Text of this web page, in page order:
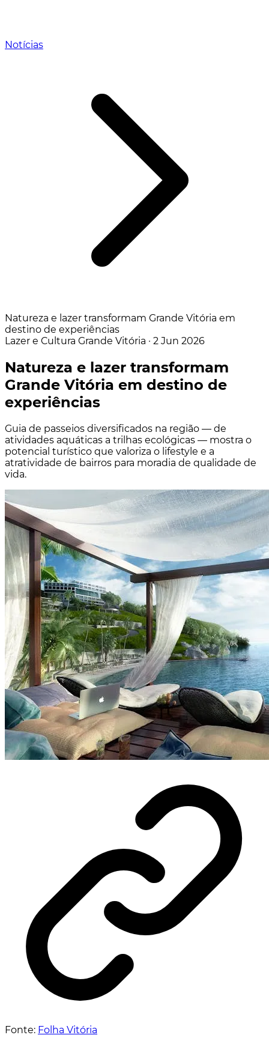
Notícias
Natureza e lazer transformam Grande Vitória em
destino de experiências
Lazer e Cultura Grande Vitória · 2 Jun 2026
Natureza e lazer transformam
Grande Vitória em destino de
experiências
Guia de passeios diversificados na região — de
atividades aquáticas a trilhas ecológicas — mostra o
potencial turístico que valoriza o lifestyle e a
atratividade de bairros para moradia de qualidade de
vida.
Fonte: Folha Vitória